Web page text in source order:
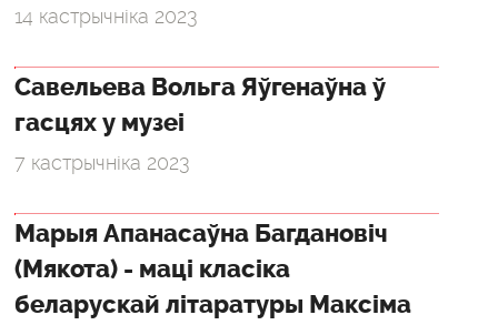
14 кастрычніка 2023
Савельева Вольга Яўгенаўна ў
гасцях у музеі
7 кастрычніка 2023
Марыя Апанасаўна Багдановіч
(Мякота) - маці класіка
беларускай літаратуры Максіма